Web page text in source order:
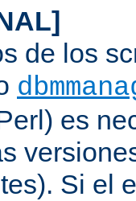
de los
es
Si el